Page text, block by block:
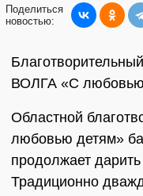
Поделиться
новостью:
ВОЛГА «С любовью
Областной
любовью детям»
продолжает
Традиционно